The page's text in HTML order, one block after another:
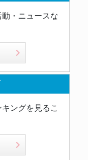
・ニュースな
ングを見るこ